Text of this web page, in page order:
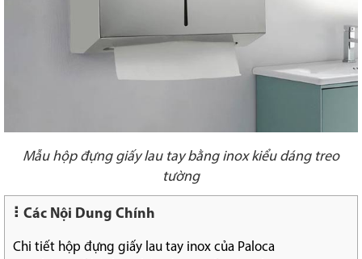
Mẫu hộp đựng giấy lau tay bằng inox kiểu dáng treo
tường
Các Nội Dung Chính
Chi tiết hộp đựng giấy lau tay inox của Paloca